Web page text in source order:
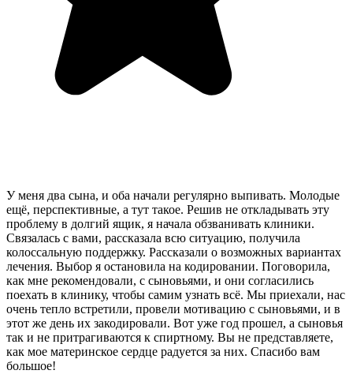
У меня два сына, и оба начали регулярно выпивать. Молодые
ещё, перспективные, а тут такое. Решив не откладывать эту
проблему в долгий ящик, я начала обзванивать клиники.
Связалась с вами, рассказала всю ситуацию, получила
колоссальную поддержку. Рассказали о возможных вариантах
лечения. Выбор я остановила на кодировании. Поговорила,
как мне рекомендовали, с сыновьями, и они согласились
поехать в клинику, чтобы самим узнать всё. Мы приехали, нас
очень тепло встретили, провели мотивацию с сыновьями, и в
этот же день их закодировали. Вот уже год прошел, а сыновья
так и не притрагиваются к спиртному. Вы не представляете,
как мое материнское сердце радуется за них. Спасибо вам
большое!